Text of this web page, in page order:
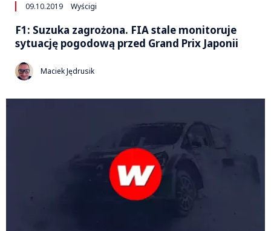
09.10.2019 Wyścigi
F1: Suzuka zagrożona. FIA stale monitoruje
sytuację pogodową przed Grand Prix Japonii
Maciek Jędrusik